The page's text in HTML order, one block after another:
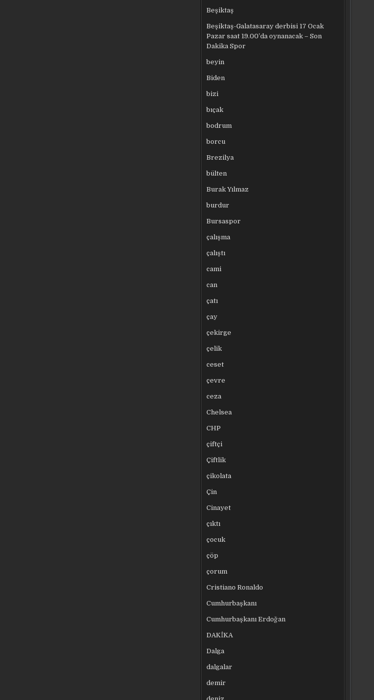
Beşiktaş
Beşiktaş-Galatasaray derbisi 17 Ocak
Pazar saat 19.00’da oynanacak – Son
Dakika Spor
beyin
Biden
bizi
bıçak
bodrum
borcu
Brezilya
bülten
Burak Yılmaz
burdur
Bursaspor
çalışma
çalıştı
cami
can
çatı
çay
çekirge
çelik
ceset
çevre
ceza
Chelsea
CHP
çiftçi
Çiftlik
çikolata
Çin
Cinayet
çıktı
çocuk
çöp
çorum
Cristiano Ronaldo
Cumhurbaşkanı
Cumhurbaşkanı Erdoğan
DAKİKA
Dalga
dalgalar
demir